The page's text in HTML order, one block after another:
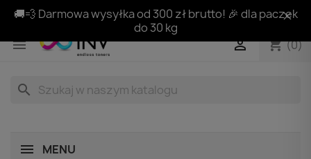
🚚💨 Darmowa wysyłka od 300 zł brutto! 🎉 dla paczek
do 30 kg
 shopping_cart(0)

search
MENU